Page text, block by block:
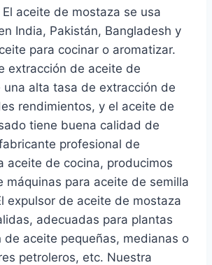
aceite de mostaza se usa
India, Pakistán, Bangladesh y
para cocinar o aromatizar.
extracción de aceite de
una alta tasa de extracción de
rendimientos, y el aceite de
tiene buena calidad de
profesional de
aceite de cocina, producimos
máquinas para aceite de semilla
expulsor de aceite de mostaza
adecuadas para plantas
de aceite pequeñas, medianas o
petroleros, etc. Nuestra